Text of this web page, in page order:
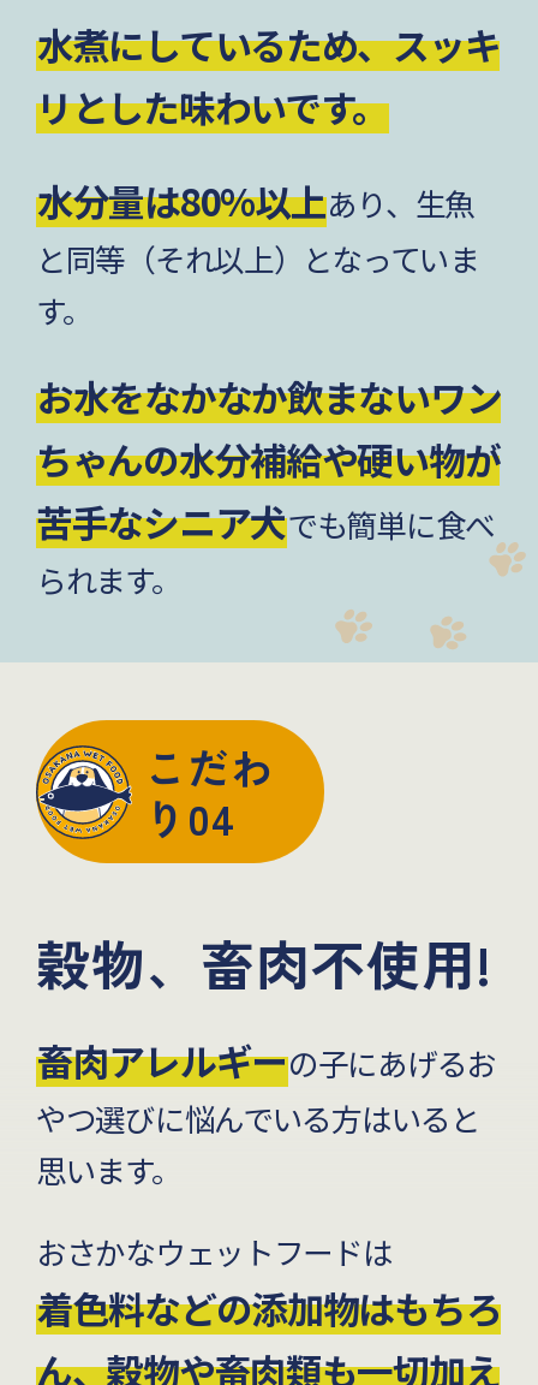
水煮にしているため、スッキ
リとした味わいです。
水分量は80%以上あり、生魚
と同等（それ以上）となっていま
す。
お水をなかなか飲まないワン
ちゃんの水分補給や硬い物が
苦手なシニア犬でも簡単に食べ
られます。
こだわ
り04
穀物、畜肉不使用!
畜肉アレルギーの子にあげるお
やつ選びに悩んでいる方はいると
思います。
おさかなウェットフードは
着色料などの添加物はもちろ
ん、穀物や畜肉類も一切加え